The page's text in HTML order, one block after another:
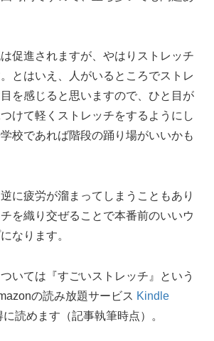
促進されますが、やはりストレッチ
とはいえ、人がいるところでストレ
を感じると思いますので、ひと目が
けて軽くストレッチをするようにし
校であれば階段の踊り場がいいかも
に疲労が溜まってしまうこともあり
を織り交ぜることで本番前のいいウ
なります。
いては『すごいストレッチ』という
の読み放題サービス Kindle
読めます（記事執筆時点）。